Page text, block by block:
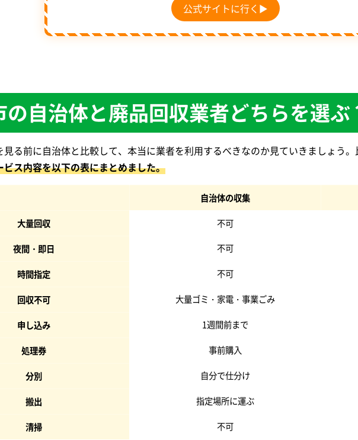
公式サイトに行く▶
の自治体と廃品回収業者どちらを選ぶ
見る前に自治体と比較して、本当に業者を利用するべきなのか見ていきましょう
ビス内容を以下の表にまとめました。
自治体の収集
大量回収
不可
夜間・即日
不可
時間指定
不可
回収不可
大量ゴミ・家電・事業ごみ
申し込み
1週間前まで
処理券
事前購入
分別
自分で仕分け
搬出
指定場所に運ぶ
清掃
不可